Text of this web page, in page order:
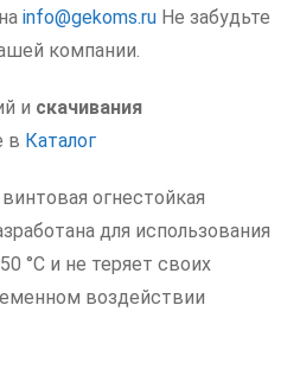
info@gekoms.ru Не забудьте
компании.
и скачивания
в Каталог
огнестойкая
для использования
°С и не теряет своих
воздействии